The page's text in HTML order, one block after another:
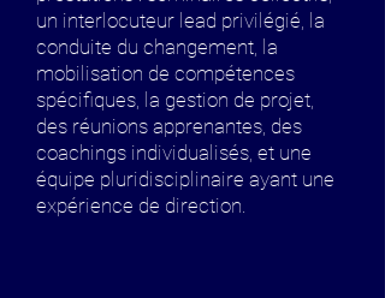
un interlocuteur lead privilégié, la
conduite du changement, la
mobilisation de compétences
spécifiques, la gestion de projet,
des réunions apprenantes, des
coachings individualisés, et une
équipe pluridisciplinaire ayant une
expérience de direction.